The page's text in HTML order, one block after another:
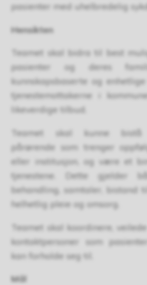
pasienter med uhelbredelig
Hensikten
Teamet skal bidra til best
pasienter og deres
kunnskapsbaserte og
tjenestemottakerne i
likeverdige tilbud.
Teamet skal kunne
pårørende som trenger
eller institusjon, og være et
tjenestene. Dette gjelder
behandling, samtaler, bistand
helhetlig pleie og omsorg.
Teamet skal koordinere,
kontaktpersoner som
kan forholde seg til.
Mål